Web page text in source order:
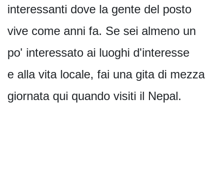
interessanti dove la gente del posto
vive come anni fa. Se sei almeno un
po' interessato ai luoghi d'interesse
e alla vita locale, fai una gita di mezza
giornata qui quando visiti il Nepal.